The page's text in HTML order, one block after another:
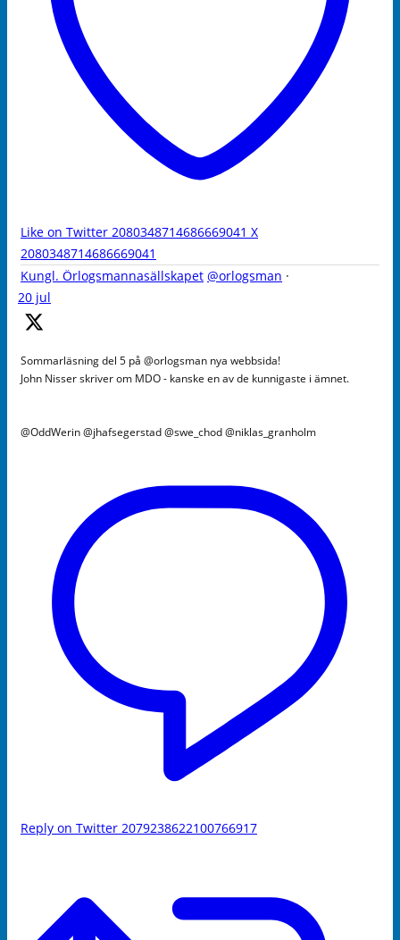
Like on Twitter 2080348714686669041 X
2080348714686669041
Kungl. Örlogsmannasällskapet @orlogsman ·
20 jul
Sommarläsning del 5 på @orlogsman nya webbsida!
John Nisser skriver om MDO - kanske en av de kunnigaste i ämnet.
@OddWerin @jhafsegerstad @swe_chod @niklas_granholm
Reply on Twitter 2079238622100766917